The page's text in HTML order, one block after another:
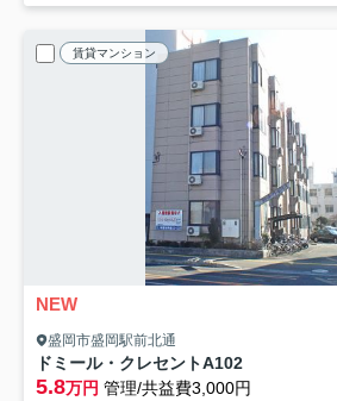
賃貸マンション
NEW
盛岡市盛岡駅前北通
ドミール・クレセントA102
5.8万円 管理/共益費3,000円